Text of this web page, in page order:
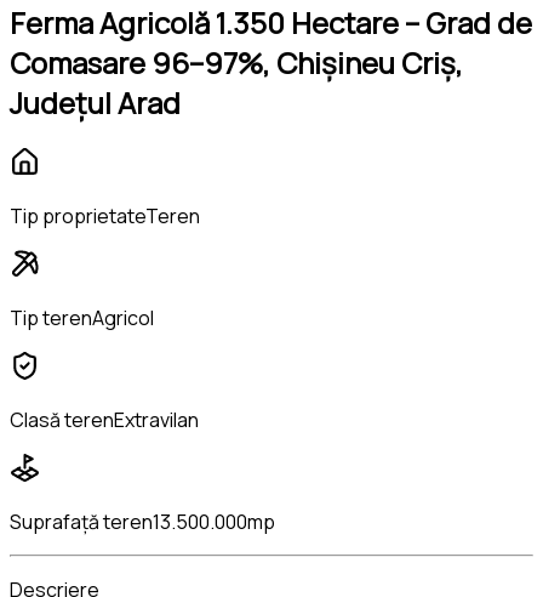
Ferma Agricolă 1.350 Hectare – Grad de
Comasare 96–97%, Chișineu Criș,
Județul Arad
Tip proprietateTeren
Tip terenAgricol
Clasă terenExtravilan
Suprafață teren13.500.000mp
Descriere